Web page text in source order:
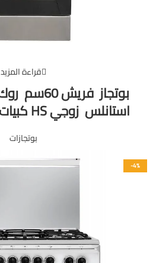
قراءة المزيد
استانلس زوجي HS كبيات محلي – 16076
بوتجازات
-4%